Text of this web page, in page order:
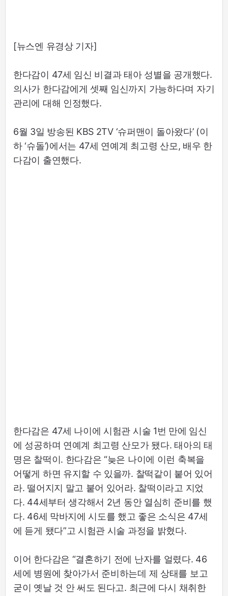
[뉴스엔 유경상 기자]
한다감이 47세 임신 비결과 태아 성별을 공개했다.
의사가 한다감에게 셋째 임신까지 가능하다며 자기
관리에 대해 인정했다.
6월 3일 방송된 KBS 2TV ‘슈퍼맨이 돌아왔다’ (이
하 ‘슈돌’)에서는 47세 연예계 최고령 산모, 배우 한
다감이 출연했다.
한다감은 47세 나이에 시험관 시술 1번 만에 임신
에 성공하며 연예계 최고령 산모가 됐다. 태아의 태
명은 찰떡이. 한다감은 “늦은 나이에 이런 축복을
어떻게 하면 유지할 수 있을까. 찰떡같이 붙어 있어
라. 떨어지지 말고 붙어 있어라. 찰떡이라고 지었
다. 44세부터 생각해서 2년 동안 열심히 준비를 했
다. 46세 막바지에 시도를 했고 좋은 소식은 47세
에 듣게 됐다”고 시험관 시술 과정을 밝혔다.
이어 한다감은 “결혼하기 전에 난자를 얼렸다. 46
세에 병원에 찾아가서 준비하는데 제 상태를 보고
굳이 옛날 것 안 써도 된다고. 최근에 다시 채취한